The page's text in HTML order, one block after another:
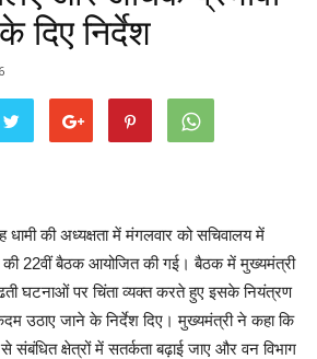
दिए निर्देश
धामी की अध्यक्षता में मंगलवार को सचिवालय में
की 22वीं बैठक आयोजित की गई। बैठक में मुख्यमंत्री
घटनाओं पर चिंता व्यक्त करते हुए इसके नियंत्रण
उठाए जाने के निर्देश दिए। मुख्यमंत्री ने कहा कि
संबंधित क्षेत्रों में सतर्कता बढ़ाई जाए और वन विभाग